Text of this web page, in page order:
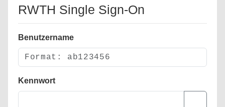
RWTH Single Sign-On
Benutzername
Kennwort